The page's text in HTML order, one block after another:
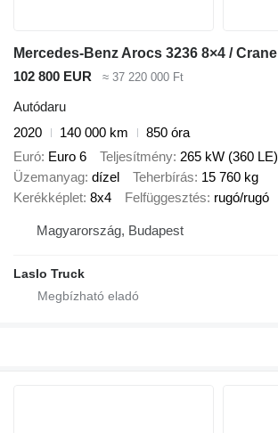
102 800 EUR ≈ 37 220 000 Ft
Autódaru
2020
140 000 km
850 óra
Euró Euro 6 Teljesítmény 265 kW (360 LE)
Üzemanyag dízel Teherbírás 15 760 kg
Kerékképlet 8x4 Felfüggesztés rugó/rugó
Magyarország, Budapest
Laslo Truck